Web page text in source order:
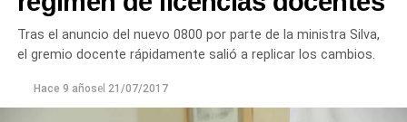
Tras el anuncio del nuevo 0800 por parte de la ministra Silva,
el gremio docente rápidamente salió a replicar los cambios.
Hace 9 añosel 21/07/2017